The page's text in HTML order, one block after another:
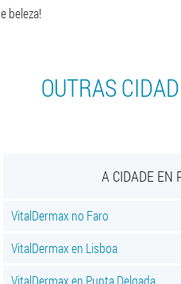
e beleza!
OUTRAS
A CIDADE EN
VitalDermax no Faro
VitalDermax en Lisboa
VitalDermax en Punta Delgada